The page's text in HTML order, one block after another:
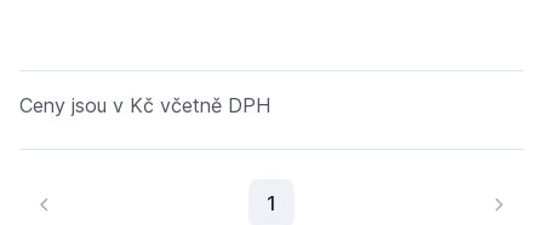
Ceny jsou v Kč včetně DPH
1